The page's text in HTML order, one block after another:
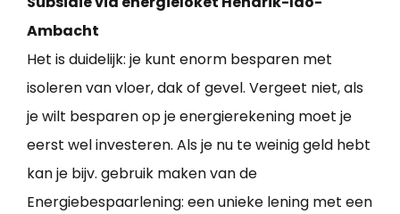
Ambacht
Het is duidelijk: je kunt enorm besparen met
isoleren van vloer, dak of gevel. Vergeet niet, als
je wilt besparen op je energierekening moet je
eerst wel investeren. Als je nu te weinig geld hebt
kan je bijv. gebruik maken van de
Energiebespaarlening: een unieke lening met een